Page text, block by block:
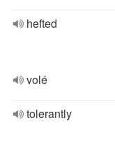
hefted
volé
tolerantly